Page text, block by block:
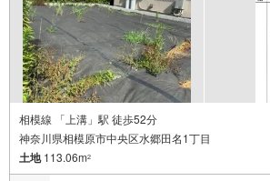
相模線 「上溝」駅 徒歩52分
神奈川県相模原市中央区水郷田名1丁目
土地113.06m2